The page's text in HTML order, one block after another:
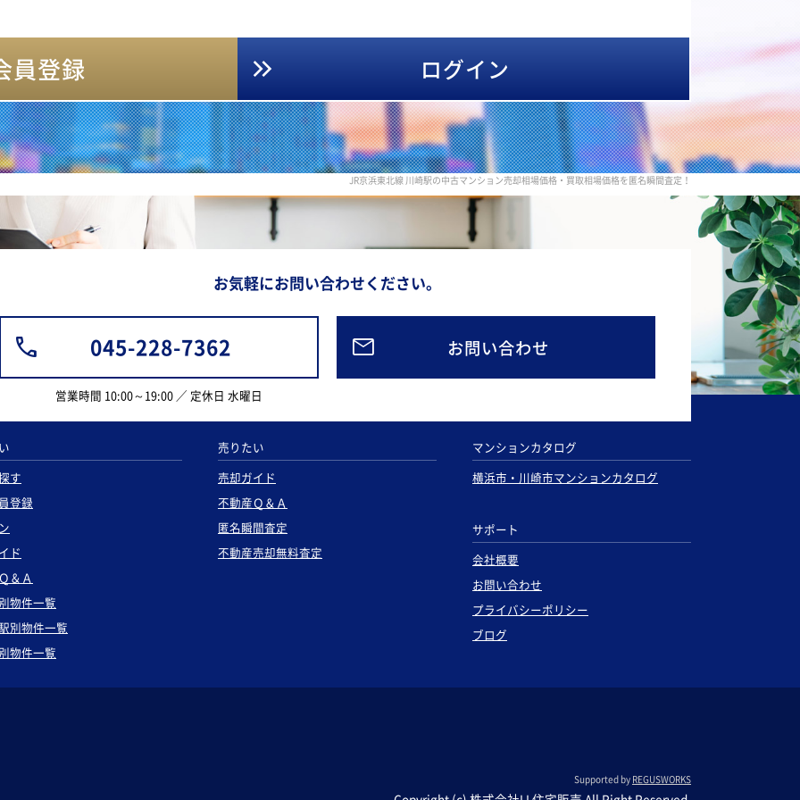
員登録 ログイン
JR京浜東北線 川崎駅の中古マンション売却相場価格・買取相場価格を匿名瞬間査定！
お気軽にお問い合わせください。
045-228-7362
営業時間 10:00～19:00 ／ 定休日 水曜日
お問い合わせ
す
登録
ド
＆Ａ
物件一覧
別物件一覧
物件一覧
売りたい
売却ガイド
不動産Ｑ＆Ａ
匿名瞬間査定
不動産売却無料査定
マンションカタログ
横浜市・川崎市マンションカタログ
サポート
会社概要
お問い合わせ
プライバシーポリシー
ブログ
Supported by REGUSWORKS